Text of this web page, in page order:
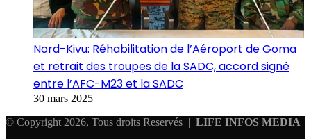
Nord-Kivu: Réhabilitation de l’Aéroport de Goma
et retrait des troupes de la SADC, accord signé
entre l’AFC-M23 et la SADC
30 mars 2025
© Copyright 2026, Tous droits Reservés | LIFE INFOS MEDIA